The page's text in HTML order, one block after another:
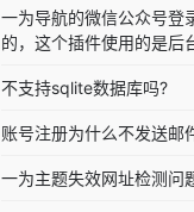
一为导航的微信公众号登
的，这个插件使用的是后
不支持sqlite数据库吗?
账号注册为什么不发送邮
一为主题失效网址检测问